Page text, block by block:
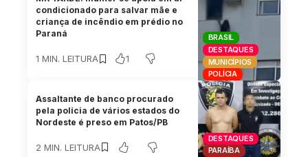
BRASIL
DESTAQUES
MUNICÍPIOS
POLÍCIA
condicionado para salvar mãe e
criança de incêndio em prédio no
Paraná
1 MIN. LEITURA 1
DESTAQUES
PARAÍBA
Assaltante de banco procurado
pela polícia de vários estados do
Nordeste é preso em Patos/PB
2 MIN. LEITURA